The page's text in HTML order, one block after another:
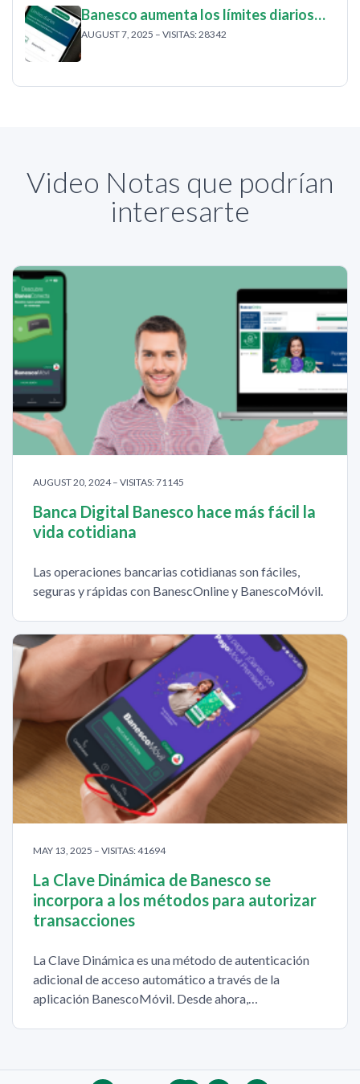
Banesco aumenta los límites diarios…
AUGUST 7, 2025 – VISITAS: 28342
Video Notas que podrían
interesarte
AUGUST 20, 2024 – VISITAS: 71145
Banca Digital Banesco hace más fácil la
vida cotidiana
Las operaciones bancarias cotidianas son fáciles,
seguras y rápidas con BanescOnline y BanescoMóvil.
MAY 13, 2025 – VISITAS: 41694
La Clave Dinámica de Banesco se
incorpora a los métodos para autorizar
transacciones
La Clave Dinámica es una método de autenticación
adicional de acceso automático a través de la
aplicación BanescoMóvil. Desde ahora,…